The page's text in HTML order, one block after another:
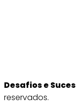
Desafios e
reservados.